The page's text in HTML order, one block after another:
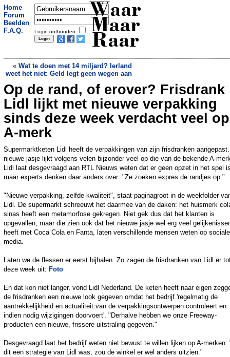
Home
Forum
Beelden
F.A.Q.
Login onthouden
Waar
Maar
Raar
« Wat te doen met 14 miljard? Ierland
weet het niet: Geld legt geen wegen aan
Met deze verwarrende slogan hoopt Den
Bosch bezoekers te trekken»
Op de rand, of erover? Frisdrank
Lidl lijkt met nieuwe verpakking
sinds deze week verdacht veel op
A-merk
Supermarktketen Lidl heeft de verpakkingen van zijn frisdranken
nieuwe jasje lijkt volgens velen bijzonder veel op die van de bekende A-
Lidl laat desgevraagd aan RTL Nieuws weten dat er geen opzet in het spel
maar experts denken daar anders over: "Ze zoeken expres de randjes op."
"Nieuwe verpakking, zelfde kwaliteit", staat paginagroot in de weekfolder
Lidl. De supermarkt schreeuwt het daarmee van de daken: het huismerk
sinas heeft een metamorfose gekregen. Niet gek dus dat het klanten is
opgevallen, maar die zien ook dat het nieuwe jasje wel erg veel
heeft met Coca Cola en Fanta, laten verschillende mensen weten op sociale
media.
Laten we de flessen er eerst bijhalen. Zo zagen de frisdranken van Lidl er
deze week uit: Foto
En dat kon niet langer, vond Lidl Nederland. De keten heeft naar eigen
de frisdranken een nieuwe look gegeven omdat het bedrijf 'regelmatig de
aantrekkelijkheid en actualiteit van de verpakkingsontwerpen controleert en
indien nodig wijzigingen doorvoert'. "Derhalve hebben we onze Freeway-
producten een nieuwe, frissere uitstraling gegeven."
Desgevraagd laat het bedrijf weten niet bewust te willen lijken op A-merken:
dit een strategie van Lidl was, zou de winkel er wel anders uitzien."